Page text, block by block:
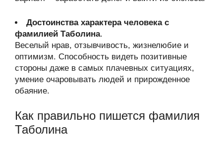
Достоинства характера человека с
фамилией Таболина.
Веселый нрав, отзывчивость, жизнелюбие и
оптимизм. Способность видеть позитивные
стороны даже в самых плачевных ситуациях,
умение очаровывать людей и прирожденное
обаяние.
Как правильно пишется фамилия
Таболина